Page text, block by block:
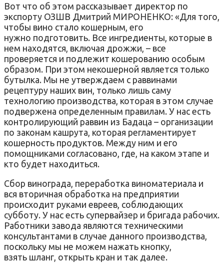
Вот что об этом рассказывает директор по
экспорту ОЗШВ Дмитрий МИРОНЕНКО: «Для того,
чтобы вино стало кошерным, его
нужно подготовить. Все ингредиенты, которые в
нем находятся, включая дрожжи, – все
проверяется и подлежит кошерованию особым
образом. При этом некошерной является только
бутылка. Мы не утверждаем с раввинами
рецептуру наших вин, только лишь саму
технологию производства, которая в этом случае
подвержена определенным правилам. У нас есть
контролирующий раввин из Бадаца – организации
по законам кашрута, которая регламентирует
кошерность продуктов. Между ним и его
помощниками согласовано, где, на каком этапе и
кто будет находиться.
Сбор винограда, переработка виноматериала и
вся вторичная обработка на предприятии
происходит руками евреев, соблюдающих
субботу. У нас есть супервайзер и бригада рабочих.
Работники завода являются техническими
консультантами в случае данного производства,
поскольку мы не можем нажать кнопку,
взять шланг, открыть кран и так далее.